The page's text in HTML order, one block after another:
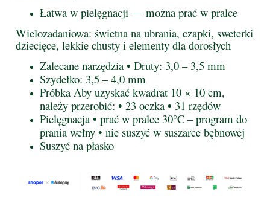
Łatwa w pielęgnacji — można prać w pralce
Wielozadaniowa: świetna na ubrania, czapki, sweterki
dziecięce, lekkie chusty i elementy dla dorosłych
Zalecane narzędzia • Druty: 3,0 – 3,5 mm
Szydełko: 3,5 – 4,0 mm
Próbka Aby uzyskać kwadrat 10 × 10 cm,
należy przerobić: • 23 oczka • 31 rzędów
Pielęgnacja • prać w pralce 30°C – program do
prania wełny • nie suszyć w suszarce bębnowej
Suszyć na płasko